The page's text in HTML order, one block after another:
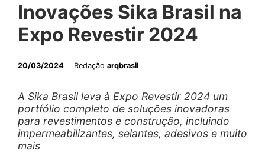
Inovações Sika Brasil na
Expo Revestir 2024
20/03/2024 Redação arqbrasil
A Sika Brasil leva à Expo Revestir 2024 um
portfólio completo de soluções inovadoras
para revestimentos e construção, incluindo
impermeabilizantes, selantes, adesivos e muito
mais